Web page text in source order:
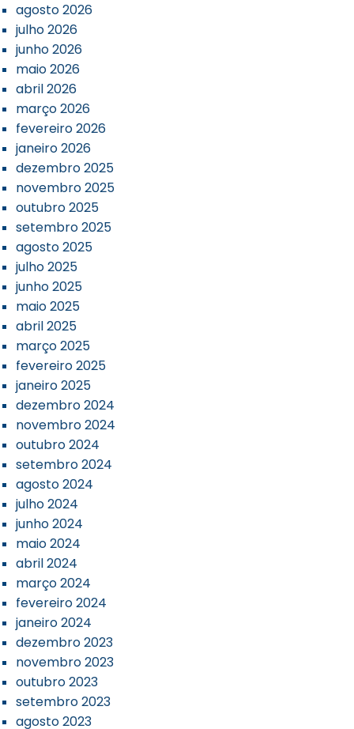
agosto 2026
julho 2026
junho 2026
maio 2026
abril 2026
março 2026
fevereiro 2026
janeiro 2026
dezembro 2025
novembro 2025
outubro 2025
setembro 2025
agosto 2025
julho 2025
junho 2025
maio 2025
abril 2025
março 2025
fevereiro 2025
janeiro 2025
dezembro 2024
novembro 2024
outubro 2024
setembro 2024
agosto 2024
julho 2024
junho 2024
maio 2024
abril 2024
março 2024
fevereiro 2024
janeiro 2024
dezembro 2023
novembro 2023
outubro 2023
setembro 2023
agosto 2023